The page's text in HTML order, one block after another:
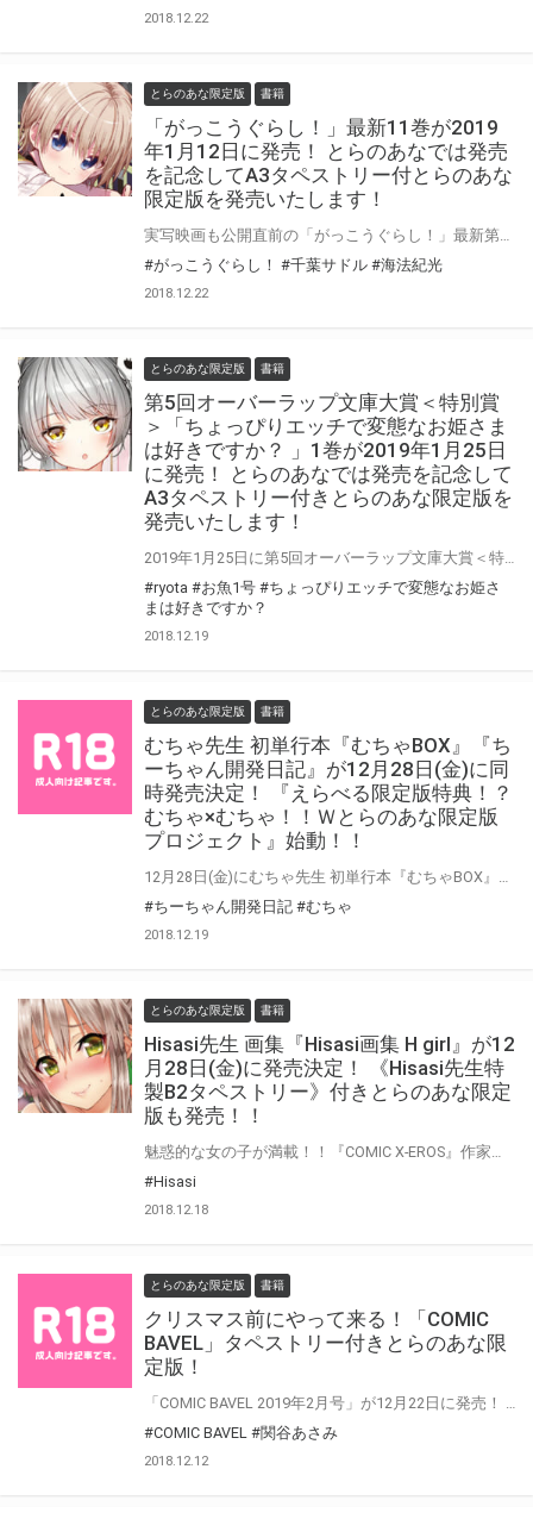
2018.12.22
とらのあな限定版 書籍
「がっこうぐらし！」最新11巻が2019
年1月12日に発売！ とらのあなでは発売
を記念してA3タペストリー付とらのあな
限定版を発売いたします！
#がっこうぐらし！ #千葉サドル #海法紀光
2018.12.22
とらのあな限定版 書籍
第5回オーバーラップ文庫大賞＜特別賞
＞「ちょっぴりエッチで変態なお姫さま
は好きですか？ 」1巻が2019年1月25日
に発売！ とらのあなでは発売を記念して
A3タペストリー付きとらのあな限定版を
発売いたします！
#ryota #お魚1号 #ちょっぴりエッチで変態なお姫さ
まは好きですか？
2018.12.19
とらのあな限定版 書籍
むちゃ先生 初単行本『むちゃBOX』『ち
ーちゃん開発日記』が12月28日(金)に同
時発売決定！ 『えらべる限定版特典！？
むちゃ×むちゃ！！Ｗとらのあな限定版
プロジェクト』始動！！
#ちーちゃん開発日記 #むちゃ
2018.12.19
とらのあな限定版 書籍
Hisasi先生 画集『Hisasi画集 H girl』が12
月28日(金)に発売決定！ 《Hisasi先生特
製B2タペストリー》付きとらのあな限定
版も発売！！
#Hisasi
2018.12.18
とらのあな限定版 書籍
クリスマス前にやって来る！「COMIC
BAVEL」タペストリー付きとらのあな限
定版！
#COMIC BAVEL #関谷あさみ
2018.12.12